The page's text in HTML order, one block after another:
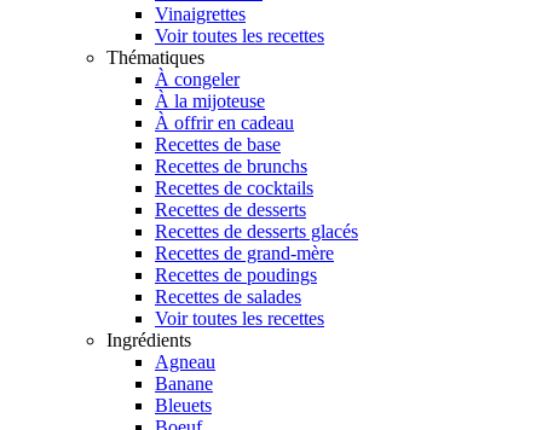
Vinaigrettes
Voir toutes les recettes
Thématiques
À congeler
À la mijoteuse
À offrir en cadeau
Recettes de base
Recettes de brunchs
Recettes de cocktails
Recettes de desserts
Recettes de desserts glacés
Recettes de grand-mère
Recettes de poudings
Recettes de salades
Voir toutes les recettes
Ingrédients
Agneau
Banane
Bleuets